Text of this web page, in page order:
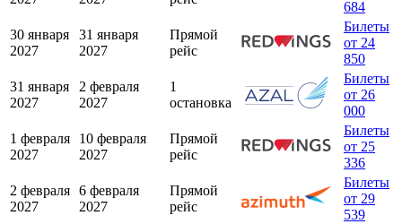
684
30 января
2027
31 января
2027
Прямой
рейс
Билеты
от 24
850
31 января
2027
2 февраля
2027
1
остановка
Билеты
от 26
000
1 февраля
2027
10 февраля
2027
Прямой
рейс
Билеты
от 25
336
2 февраля
2027
6 февраля
2027
Прямой
рейс
Билеты
от 29
539